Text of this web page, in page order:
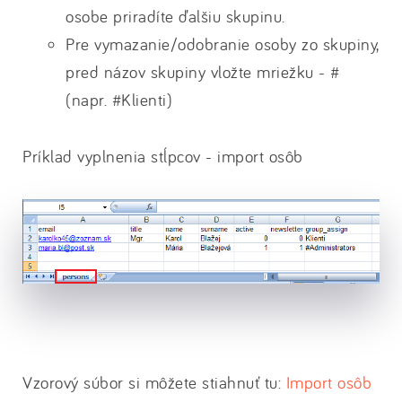
osobe priradíte ďalšiu skupinu.
Pre vymazanie/odobranie osoby zo skupiny,
pred názov skupiny vložte mriežku - #
(napr. #Klienti)
Príklad vyplnenia stĺpcov - import osôb
Vzorový súbor si môžete stiahnuť tu: Import osôb